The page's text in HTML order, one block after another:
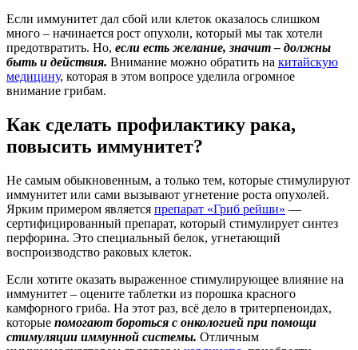
Если иммунитет дал сбой или клеток оказалось слишком
много – начинается рост опухоли, который мы так хотели
предотвратить. Но, если есть желание, значит – должны
быть и действия. Внимание можно обратить на китайскую
медицину, которая в этом вопросе уделила огромное
внимание грибам.
Как сделать профилактику рака,
повысить иммунитет?
Не самым обыкновенным, а только тем, которые стимулируют
иммунитет или сами вызывают угнетение роста опухолей.
Ярким примером является препарат «Гриб рейши» —
сертифицированный препарат, который стимулирует синтез
перфорина. Это специальный белок, угнетающий
воспроизводство раковых клеток.
Если хотите оказать выраженное стимулирующее влияние на
иммунитет – оцените таблетки из порошка красного
камфорного гриба. На этот раз, всё дело в тритерпеноидах,
которые помогают бороться с онкологией при помощи
стимуляции иммунной системы. Отличным